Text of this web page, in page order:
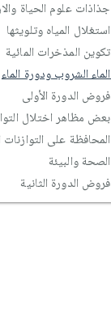
جذاذات علوم الحياة والارض للجذع
استغلال المياه وتلويثها
تكوين المذخرات المائية
الماء الشروب ودورة الماء
فروض الدورة الأولى
بعض مظاهر اختلال
المحافظة على التوازنات
الصحة والبيئة
فروض الدورة الثانية